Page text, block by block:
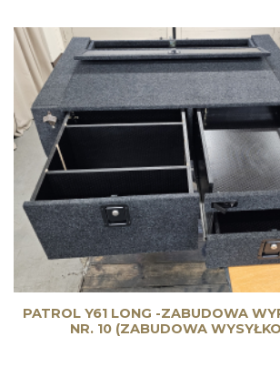
PATROL Y61 LONG -ZABUDOWA
NR. 10 (ZABUDOWA